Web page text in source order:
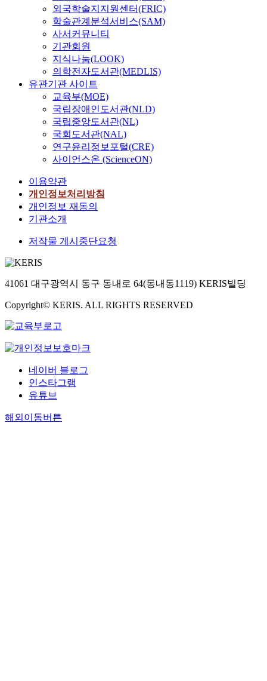
외국학술지지원센터(FRIC)
학술관계분석서비스(SAM)
사서커뮤니티
기관회원
지식나눔(LOOK)
의학전자도서관(MEDLIS)
유관기관 사이트
교육부(MOE)
국립장애인도서관(NLD)
국립중앙도서관(NL)
국회도서관(NAL)
연구윤리정보포털(CRE)
사이언스온 (ScienceON)
이용약관
개인정보처리방침
개인정보 재동의
기관소개
저작물 게시중단요청
41061 대구광역시 동구 동내로 64(동내동1119) KERIS빌딩
Copyright© KERIS. ALL RIGHTS RESERVED
네이버 블로그
인스타그램
유튜브
해외이동버튼